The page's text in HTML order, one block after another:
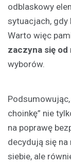
odblaskowy
sytuacjach,
Warto więc
zaczyna się od
wyborów.
choinkę” nie
na poprawę
decydują się na
siebie, ale